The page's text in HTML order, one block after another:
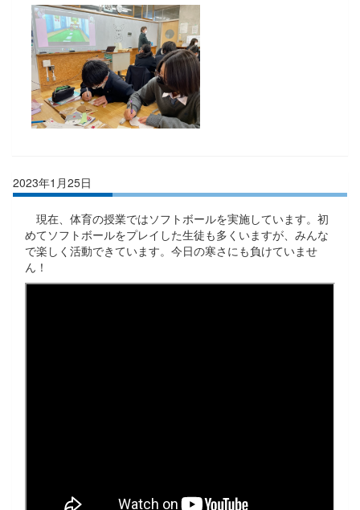
2023年1月25日
現在、体育の授業ではソフトボールを実施しています。初
めてソフトボールをプレイした生徒も多くいますが、みんな
で楽しく活動できています。今日の寒さにも負けていませ
ん！